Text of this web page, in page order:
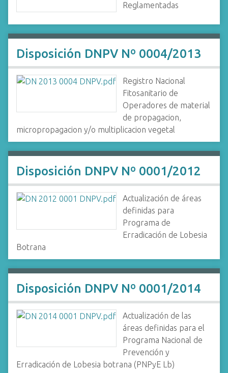
Reglamentadas
Disposición DNPV Nº 0004/2013
Registro Nacional
Fitosanitario de
Operadores de material
de propagacion,
micropropagacion y/o multiplicacion vegetal
Disposición DNPV Nº 0001/2012
Actualización de áreas
definidas para
Programa de
Erradicación de Lobesia
Botrana
Disposición DNPV Nº 0001/2014
Actualización de las
áreas definidas para el
Programa Nacional de
Prevención y
Erradicación de Lobesia botrana (PNPyE Lb)